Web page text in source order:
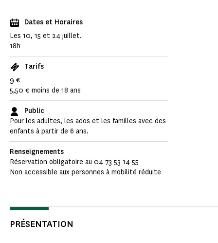
Dates et Horaires
Les 10, 15 et 24 juillet.
18h
Tarifs
9 €
5,50 € moins de 18 ans
Public
Pour les adultes, les ados et les familles avec des
enfants à partir de 6 ans.
Renseignements
Réservation obligatoire au 04 73 53 14 55
Non accessible aux personnes à mobilité réduite
PRÉSENTATION